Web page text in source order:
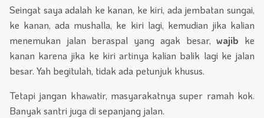
Seingat saya adalah ke kanan, ke kiri, ada jembatan sungai,
ke kanan, ada mushalla, ke kiri lagi, kemudian jika kalian
menemukan jalan beraspal yang agak besar,wajib ke
kanan karena jika ke kiri artinya kalian balik lagi ke jalan
besar. Yah begitulah, tidak ada petunjuk khusus.
Tetapi jangan khawatir, masyarakatnya super ramah kok.
Banyak santri juga di sepanjang jalan.